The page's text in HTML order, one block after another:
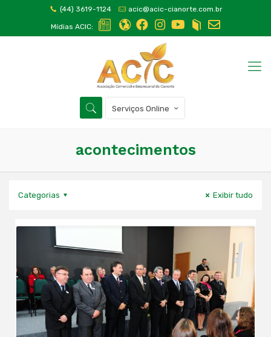
(44) 3619-1124 acic@acic-cianorte.com.br
Mídias ACIC:
Serviços Online
acontecimentos
Categorias Exibir tudo